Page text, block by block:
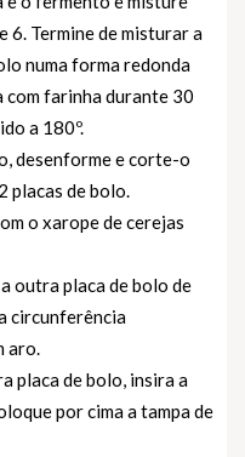
6. Termine de misturar a
numa forma redonda
com farinha durante 30
a 180º.
desenforme e corte-o
placas de bolo.
o xarope de cerejas
outra placa de bolo de
circunferência
aro.
placa de bolo, insira a
por cima a tampa de